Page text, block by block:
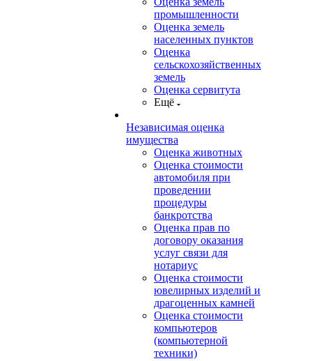
промышленности
Оценка земель
населенных пунктов
Оценка
сельскохозяйственных
земель
Оценка сервитута
Ещё
Независимая оценка
имущества
Оценка животных
Оценка стоимости
автомобиля при
проведении
процедуры
банкротства
Оценка прав по
договору оказания
услуг связи для
нотариус
Оценка стоимости
ювелирных изделий и
драгоценных камней
Оценка стоимости
компьютеров
(компьютерной
техники)